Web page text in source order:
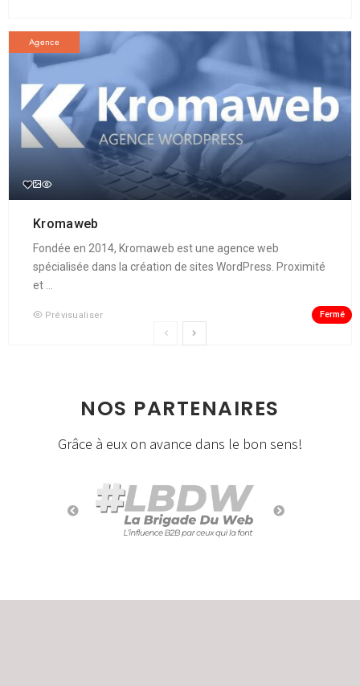
Agence
Kromaweb
Fondée en 2014, Kromaweb est une agence web
spécialisée dans la création de sites WordPress. Proximité
et ...
Prévisualiser Fermé
NOS PARTENAIRES
Grâce à eux on avance dans le bon sens!